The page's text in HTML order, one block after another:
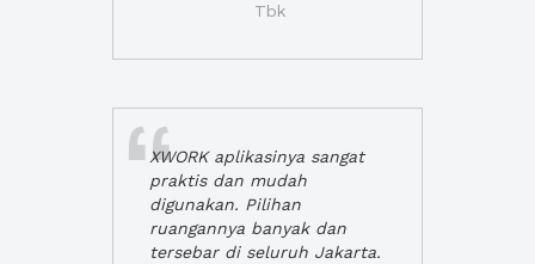
Tbk
XWORK aplikasinya sangat
praktis dan mudah
digunakan. Pilihan
ruangannya banyak dan
tersebar di seluruh Jakarta.